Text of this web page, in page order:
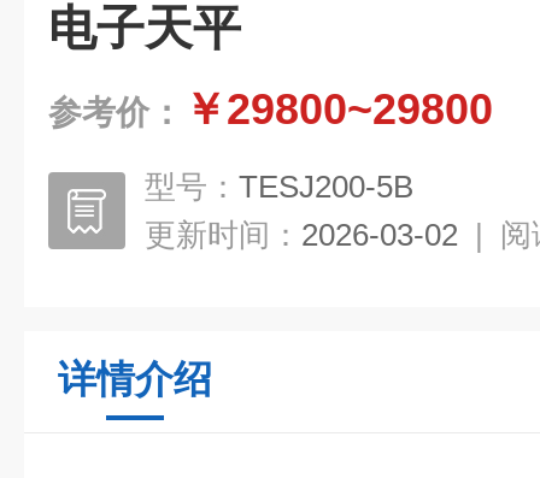
电子天平
参考价： ￥29800~29800
型号： TESJ200-5B
更新时间： 2026-03-02 | 阅
详情介绍